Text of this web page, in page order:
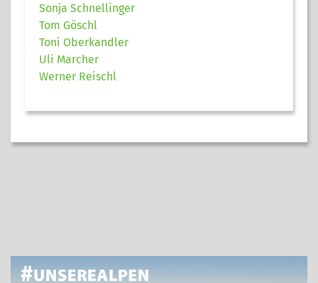
Sonja Schnellinger
Tom Göschl
Toni Oberkandler
Uli Marcher
Werner Reischl